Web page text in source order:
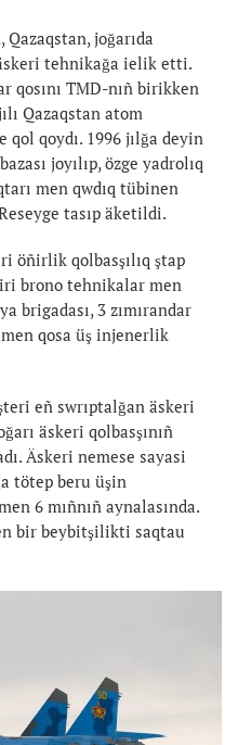
Qazaqstan, joğarıda
äskeri tehnikağa ielik etti.
qosını TMD-nıñ birikken
Qazaqstan atom
qoydı. 1996 jılğa deyin
joyılıp, özge yadrolıq
men qwdıq tübinen
tasıp äketildi.
öñirlik qolbasşılıq ştap
iri brono tehnikalar men
brigadası, 3 zımırandar
qosa üş injenerlik
eñ swrıptalğan äskeri
äskeri qolbasşınıñ
Äskeri nemese sayasi
tötep beru üşin
6 mıñnıñ aynalasında.
bir beybitşilikti saqtau